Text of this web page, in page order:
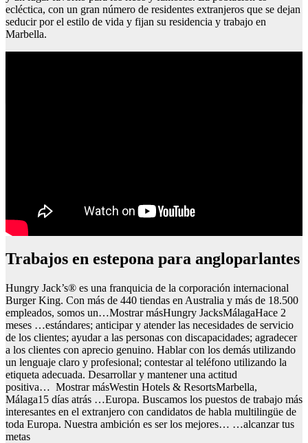
ecléctica, con un gran número de residentes extranjeros que se dejan
seducir por el estilo de vida y fijan su residencia y trabajo en
Marbella.
Trabajos en estepona para angloparlantes
Hungry Jack’s® es una franquicia de la corporación internacional
Burger King. Con más de 440 tiendas en Australia y más de 18.500
empleados, somos un…Mostrar másHungry JacksMálagaHace 2
meses …estándares; anticipar y atender las necesidades de servicio
de los clientes; ayudar a las personas con discapacidades; agradecer
a los clientes con aprecio genuino. Hablar con los demás utilizando
un lenguaje claro y profesional; contestar al teléfono utilizando la
etiqueta adecuada. Desarrollar y mantener una actitud
positiva… Mostrar másWestin Hotels & ResortsMarbella,
Málaga15 días atrás …Europa. Buscamos los puestos de trabajo más
interesantes en el extranjero con candidatos de habla multilingüe de
toda Europa. Nuestra ambición es ser los mejores… …alcanzar tus
metas